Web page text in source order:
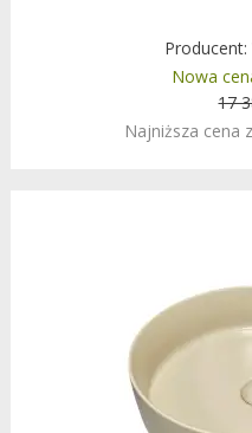
Producent:
Nowa
17
Najniższa cena